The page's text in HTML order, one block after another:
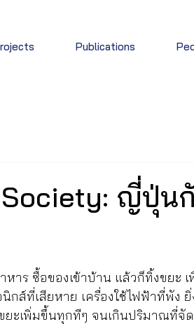
Publications
Society: ญี่ปุ่น
าร ซื้อของเข้าบ้าน แล้วก็ทิ้งขยะ
กส์ที่เสียหาย เครื่องใช้ไฟฟ้าที่พัง ยิ่
ยะเพิ่มขึ้นทุกทีๆ จนเกินปริมาณที่จั